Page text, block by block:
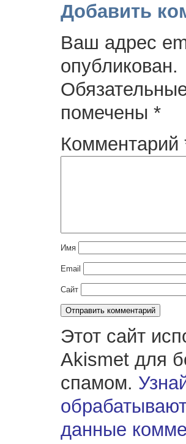
Добавить
Ваш адрес
опубликован.
помечены *
Комментарий
Имя
Email
Сайт
Этот сайт
Akismet для
спамом.
данные